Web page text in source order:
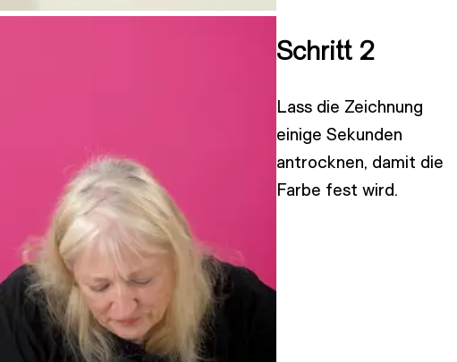
Schritt 2
Lass die Zeichnung
einige Sekunden
antrocknen, damit die
Farbe fest wird.